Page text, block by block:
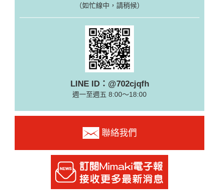
（如忙線中，請稍候）
LINE ID：@702cjqfh
週一至週五 8:00～18:00
聯絡我們